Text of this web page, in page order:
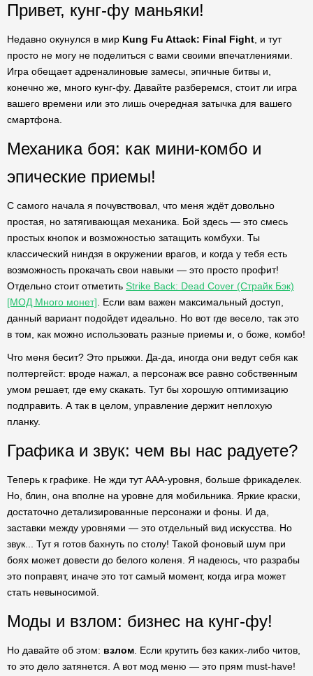
Привет, кунг-фу маньяки!
Недавно окунулся в мир Kung Fu Attack: Final Fight , и тут
просто не могу не поделиться с вами своими впечатлениями.
Игра обещает адреналиновые замесы, эпичные битвы и,
конечно же, много кунг-фу. Давайте разберемся, стоит ли игра
вашего времени или это лишь очередная затычка для вашего
смартфона.
Механика боя: как мини-комбо и
эпические приемы!
С самого начала я почувствовал, что меня ждёт довольно
простая, но затягивающая механика. Бой здесь — это смесь
простых кнопок и возможностью затащить комбухи. Ты
классический ниндзя в окружении врагов, и когда у тебя есть
возможность прокачать свои навыки — это просто профит!
Отдельно стоит отметить Strike Back: Dead Cover (Страйк Бэк)
[МОД Много монет] . Если вам важен максимальный доступ,
данный вариант подойдет идеально. Но вот где весело, так это
в том, как можно использовать разные приемы и, о боже, комбо!
Что меня бесит? Это прыжки. Да-да, иногда они ведут себя как
полтергейст: вроде нажал, а персонаж все равно собственным
умом решает, где ему скакать. Тут бы хорошую оптимизацию
подправить. А так в целом, управление держит неплохую
планку.
Графика и звук: чем вы нас радуете?
Теперь к графике. Не жди тут AAA-уровня, больше фрикаделек.
Но, блин, она вполне на уровне для мобильника. Яркие краски,
достаточно детализированные персонажи и фоны. И да,
заставки между уровнями — это отдельный вид искусства. Но
звук... Тут я готов бахнуть по столу! Такой фоновый шум при
боях может довести до белого коленя. Я надеюсь, что разрабы
это поправят, иначе это тот самый момент, когда игра может
стать невыносимой.
Моды и взлом: бизнес на кунг-фу!
Но давайте об этом: взлом . Если крутить без каких-либо читов,
то это дело затянется. А вот мод меню — это прям must-have!